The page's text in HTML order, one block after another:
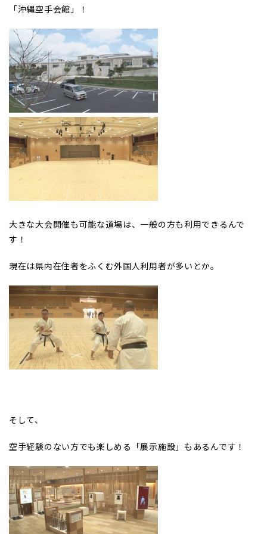
「沖縄空手会館」！
大きな大会開催も可能な道場は、一般の方も利用できるんで
す！
現在は県内在住者をふくむ外国人利用者が多いとか。
そして、
空手経験のない方でも楽しめる「展示施設」もあるんです！